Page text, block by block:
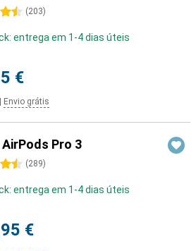
(203)
entrega em 1-4 dias úteis
€
Envio grátis
Pro 3
(289)
entrega em 1-4 dias úteis
€